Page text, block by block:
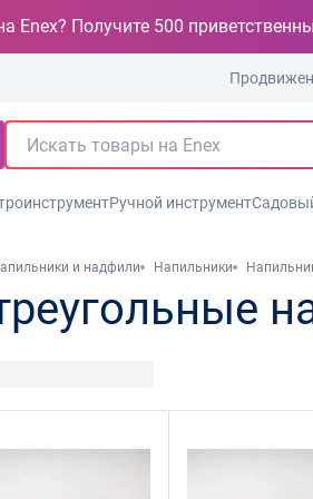
Enex? Получите 500
Ручной инструмент
и надфили Напильники